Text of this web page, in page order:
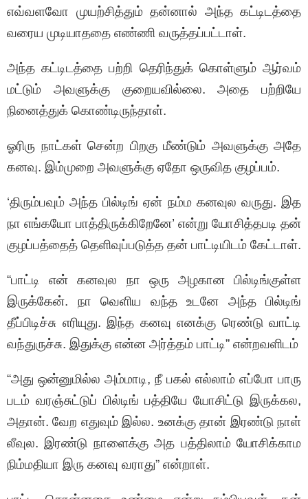
எவ்வளவோ முயற்சித்தும் தன்னால் அந்த கட்டிடத்தை
வரைய முடியாததை எண்ணி வருத்தப்பட்டாள்.
அந்த கட்டிடத்தை பற்றி தெரிந்துக் கொள்ளும் ஆர்வம்
மட்டும் அவளுக்கு குறையவில்லை. அதை பற்றியே
நினைத்துக் கொண்டிருந்தாள்.
ஓரிரு நாட்கள் சென்ற பிறகு மீண்டும் அவளுக்கு அதே
கனவு. இம்முறை அவளுக்கு ஏதோ ஒருவித குழப்பம்.
‘திரும்பவும் அந்த பில்டிங் ஏன் நம்ம கனவுல வருது. இத
நா எங்கயோ பாத்திருக்கிறேனே’ என்று யோசித்தபடி தன்
குழப்பத்தைத் தெளிவுப்படுத்த தன் பாட்டியிடம் கேட்டாள்.
“பாட்டி என் கனவுல நா ஒரு அழகான பில்டிங்குள்ள
இருக்கேன். நா வெளிய வந்த உடனே அந்த பில்டிங்
தீப்பிடிச்சு எரியுது. இந்த கனவு எனக்கு ரெண்டு வாட்டி
வந்துருச்சு. இதுக்கு என்ன அர்த்தம் பாட்டி” என்றவளிடம்
“அது ஒன்னுமில்ல அம்மாடி, நீ பகல் எல்லாம் எப்போ பாரு
படம் வரஞ்சுட்டுப் பில்டிங் பத்தியே யோசிட்டு இருக்கல,
அதான். வேற எதுவும் இல்ல. உனக்கு தான் இரண்டு நாள்
லீவுல. இரண்டு நாளைக்கு அத பத்திலாம் யோசிக்காம
நிம்மதியா இரு கனவு வராது” என்றாள்.